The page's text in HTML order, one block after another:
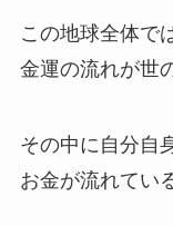
この地球全体で
金運の流れが世
その中に自分自
お金が流れてい